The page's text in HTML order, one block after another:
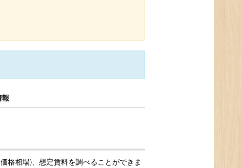
報
格相場)、想定賃料を調べることができま